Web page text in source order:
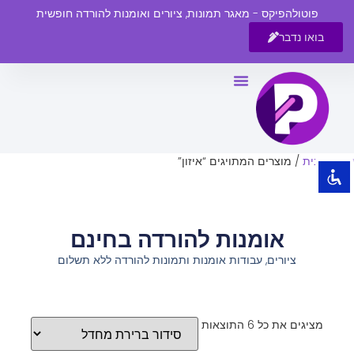
visibility_off השבת את ההבזקים
title סמן כותרות
צבע רקע
zoom_out
הקטנת גופן
הגדלת גופן
ניגודיות בהירה
פוטולהפיקס - מאגר תמונות, ציורים ואומנות להורדה חופשית
בואו נדבר
עמוד הבית / מוצרים המתויגים “איזון”
אומנות להורדה בחינם
ציורים, עבודות אומנות ותמונות להורדה ללא תשלום
מציגים את כל ⁦6⁩ התוצאות